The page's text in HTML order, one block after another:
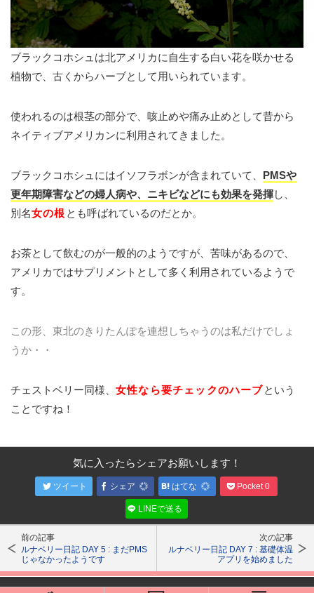
ブラックコホシュは北アメリカに自生する白い花を咲かせる
植物で、古くからハーブとして用いられています。
使われるのは根茎の部分で、咳止めや痛み止めとして昔から
ネイティブアメリカンに利用されてきました。
ブラックコホシュにはイソフラボンが含まれていて、 PMSや
更年期障害などの婦人病や、ニキビなどにも効果を発揮し、
別名女の根 とも呼ばれているのだとか。
お茶として飲むのが一般的のようですが、苦味があるので、
アメリカではサプリメントとして多く利用されているようで
す。
この形、東北のきりたんぽを連想しちゃうのは私だけでしょ
うか・・
チェストベリー同様、 女性なら要チェックのハーブという
ことですね！
気に入ったらシェアお願いします！
ツイート シェア はてな Pocket 0
LINEで送る
前の記事
ルナベリー日記 DAY 5 : まだPMS
じゃなかったようです
次の記事
ルナベリー日記 DAY 7 : 基礎体温
アプリを始めました